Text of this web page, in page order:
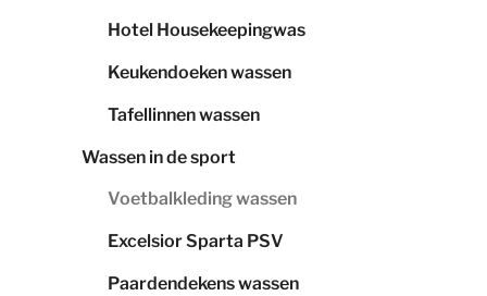
Hotel Housekeepingwas
Keukendoeken wassen
Tafellinnen wassen
Wassen in de sport
Voetbalkleding wassen
Excelsior Sparta PSV
Paardendekens wassen